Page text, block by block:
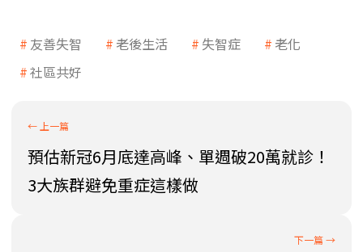
友善失智 老後生活 失智症
老化
社區共好
預估新冠6月底達高峰、單週破20萬就診！
3大族群避免重症這樣做